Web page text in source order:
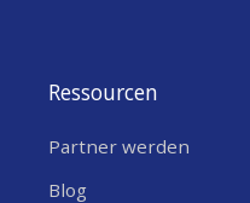
Ressourcen
Partner werden
Blog